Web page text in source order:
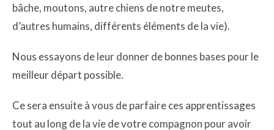
bâche, moutons, autre chiens de notre meutes,
d’autres humains, différents éléments de la vie).
Nous essayons de leur donner de bonnes bases pour le
meilleur départ possible.
Ce sera ensuite à vous de parfaire ces apprentissages
tout au long de la vie de votre compagnon pour avoir